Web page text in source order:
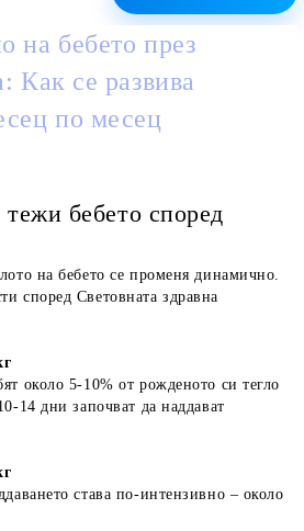
на бебето през
Как се развива
по месец
бебето според
на бебето се променя динамично.
според Световната здравна
около 5-10% от рожденото си тегло
14 дни започват да наддават
става по-интензивно – около